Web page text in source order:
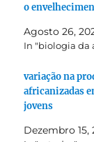
o
Agosto 26,
In "biologia da
variação na
africanizadas
jovens
Dezembro 15,